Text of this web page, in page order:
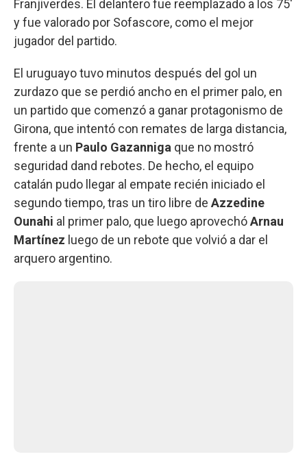
Franjiverdes. El delantero fue reemplazado a los 75'
y fue valorado por Sofascore, como el mejor
jugador del partido.
El uruguayo tuvo minutos después del gol un
zurdazo que se perdió ancho en el primer palo, en
un partido que comenzó a ganar protagonismo de
Girona, que intentó con remates de larga distancia,
frente a un Paulo Gazanniga que no mostró
seguridad dand rebotes. De hecho, el equipo
catalán pudo llegar al empate recién iniciado el
segundo tiempo, tras un tiro libre de Azzedine
Ounahi al primer palo, que luego aprovechóArnau
Martínez luego de un rebote que volvió a dar el
arquero argentino.